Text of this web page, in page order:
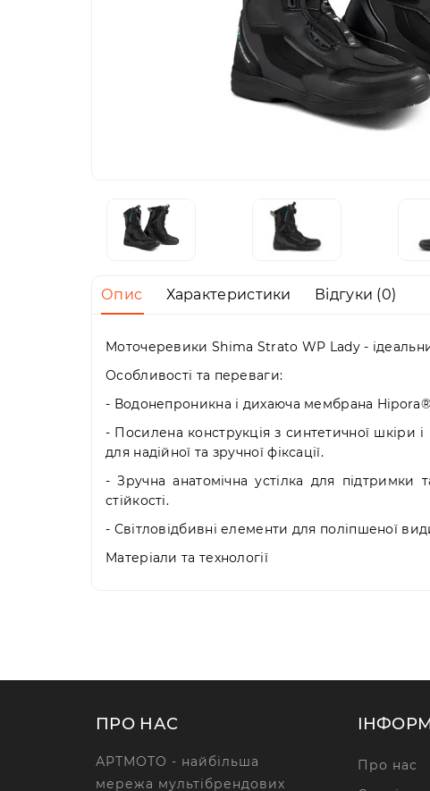
Опис Характеристики Відгуки (0)
Моточеревики Shima Strato WP Lady -
Особливості та переваги:
- Водонепроникна і дихаюча мембрана
- Посилена конструкція з синтетичної шкіри
для надійної та зручної фіксації.
- Зручна анатомічна устілка для підтримки
стійкості.
- Світловідбивні елементи для поліпшеної
Матеріали та технології
ПРО НАС
АРТМОТО - найбільша
мережа мультібрендових
Про нас